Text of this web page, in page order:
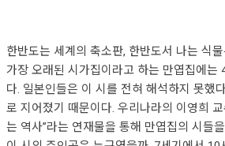
한반도는 세계의 축소판, 한반도서 나는 식
가장 오래된 시가집이라고 하는 만엽집에는
다. 일본인들은 이 시를 전혀 해석하지 못했
로 지어졌기 때문이다. 우리나라의 이영희
는 역사”라는 연재물을 통해 만엽집의 시들